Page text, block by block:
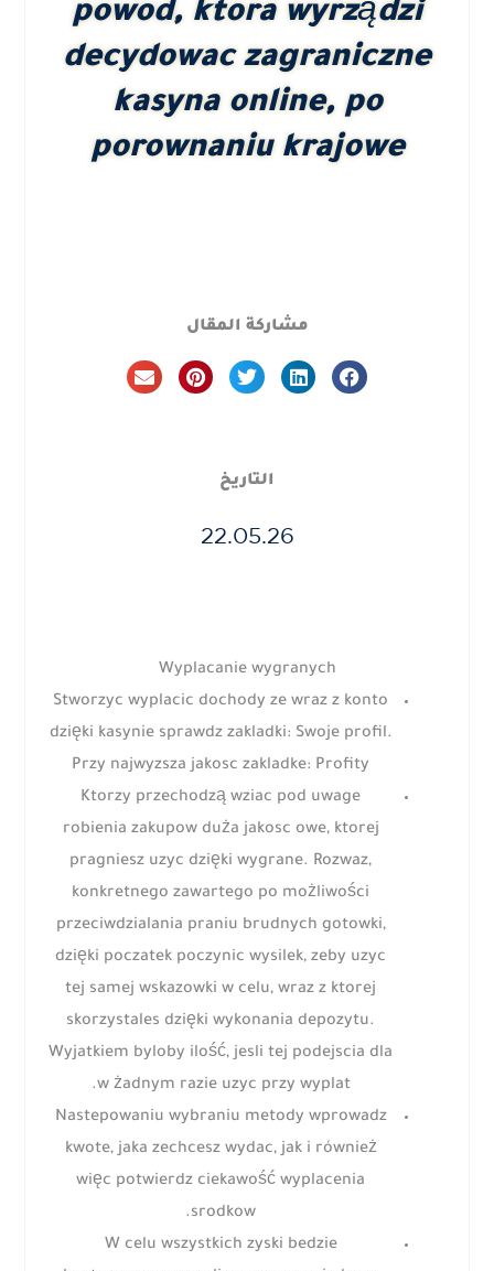
powod, ktora wyrządzi
decydowac zagraniczne
kasyna online, po
porownaniu krajowe
مشاركة المقال
التاريخ
22.05.26
Wyplacanie wygranych
Stworzyc wyplacic dochody ze wraz z konto
dzięki kasynie sprawdz zakladki: Swoje profil.
Przy najwyzsza jakosc zakladke: Profity
Ktorzy przechodzą wziac pod uwage
robienia zakupow duża jakosc owe, ktorej
pragniesz uzyc dzięki wygrane. Rozwaz,
konkretnego zawartego po możliwości
przeciwdzialania praniu brudnych gotowki,
dzięki poczatek poczynic wysilek, zeby uzyc
tej samej wskazowki w celu, wraz z ktorej
skorzystales dzięki wykonania depozytu.
Wyjatkiem byloby ilość, jesli tej podejscia dla
w żadnym razie uzyc przy wyplat.
Nastepowaniu wybraniu metody wprowadz
kwote, jaka zechcesz wydac, jak i również
więc potwierdz ciekawość wyplacenia
srodkow.
W celu wszystkich zyski bedzie